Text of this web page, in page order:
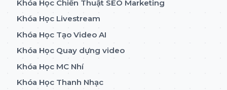
Khóa Học Chiến Thuật SEO Marketing
Khóa Học Livestream
Khóa Học Tạo Video AI
Khóa Học Quay dựng video
Khóa Học MC Nhí
Khóa Học Thanh Nhạc